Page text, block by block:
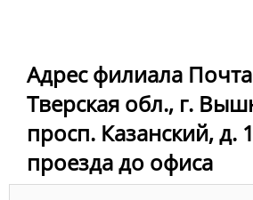
Адрес филиала
Тверская обл., г.
просп. Казанский, д.
проезда до офиса